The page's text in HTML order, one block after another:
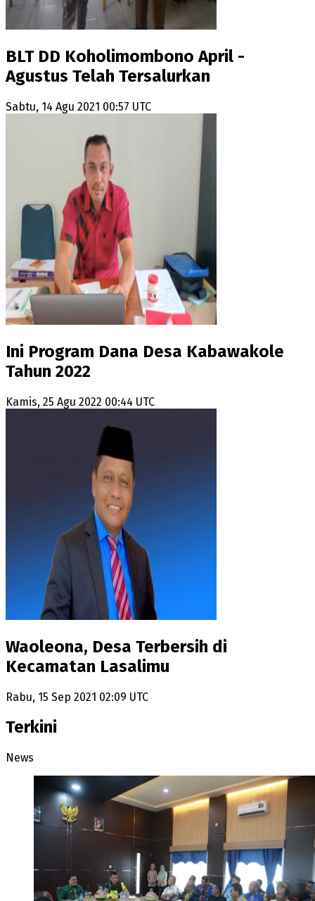
BLT DD Koholimombono April -
Agustus Telah Tersalurkan
Sabtu, 14 Agu 2021 00:57 UTC
Ini Program Dana Desa Kabawakole
Tahun 2022
Kamis, 25 Agu 2022 00:44 UTC
Waoleona, Desa Terbersih di
Kecamatan Lasalimu
Rabu, 15 Sep 2021 02:09 UTC
Terkini
News